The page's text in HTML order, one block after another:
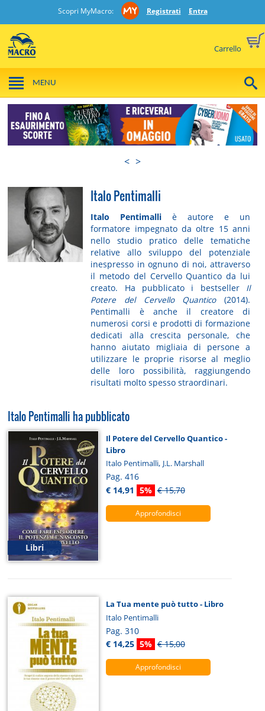
Scopri MyMacro: Registrati Entra
Carrello
MENU
< >
Italo Pentimalli
Italo Pentimalli è autore e un
formatore impegnato da oltre 15 anni
nello studio pratico delle tematiche
relative allo sviluppo del potenziale
inespresso in ognuno di noi, attraverso
il metodo del Cervello Quantico da lui
creato. Ha pubblicato i bestseller Il
Potere del Cervello Quantico(2014).
Pentimalli è anche il creatore di
numerosi corsi e prodotti di formazione
dedicati alla crescita personale, che
hanno aiutato migliaia di persone a
utilizzare le proprie risorse al meglio
delle loro possibilità, raggiungendo
risultati molto spesso straordinari.
Italo Pentimalli ha pubblicato
Libri
Il Potere del Cervello Quantico -
Libro
Italo Pentimalli, J.L. Marshall
Pag. 416
€ 14,91 5% € 15,70
Approfondisci
La Tua mente può tutto - Libro
Italo Pentimalli
Pag. 310
€ 14,25 5% € 15,00
Approfondisci